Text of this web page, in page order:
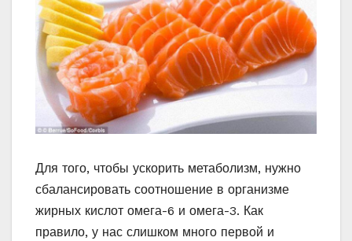
Для того, чтобы ускорить метаболизм, нужно
сбалансировать соотношение в организме
жирных кислот омега-6 и омега-3. Как
правило, у нас слишком много первой и